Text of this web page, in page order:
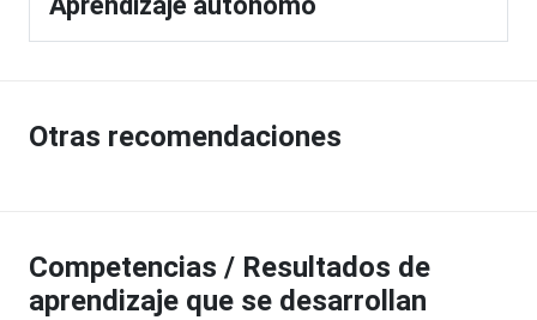
Otras recomendaciones
Competencias / Resultados de
aprendizaje que se desarrollan